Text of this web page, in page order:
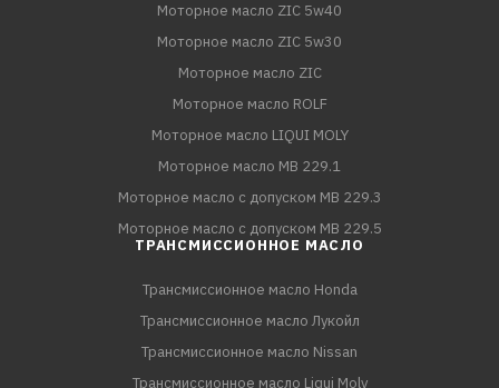
Моторное масло ZIC 5w40
Моторное масло ZIC 5w30
Моторное масло ZIC
Моторное масло ROLF
Моторное масло LIQUI MOLY
Моторное масло MB 229.1
Моторное масло с допуском MB 229.3
Моторное масло с допуском MB 229.5
ТРАНСМИССИОННОЕ МАСЛО
Трансмиссионное масло Honda
Трансмиссионное масло Лукойл
Трансмиссионное масло Nissan
Трансмиссионное масло Liqui Moly